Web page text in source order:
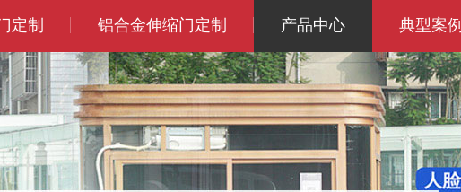
定制 铝合金伸缩门定制 产品中心 典型案例